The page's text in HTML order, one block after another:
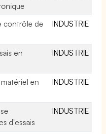
contrôle de
INDUSTRIE
en
INDUSTRIE
en
INDUSTRIE
d'essais
INDUSTRIE